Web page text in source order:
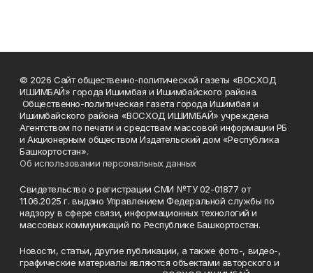
© 2026 Сайт общественно-политической газеты «ВОСХОД
ИШИМБАЙ» города Ишимбая и Ишимбайского района.
Общественно-политическая газета города Ишимбая и
Ишимбайского района «ВОСХОД ИШИМБАЙ» учреждена
Агентством по печати и средствам массовой информации РБ
и Акционерным обществом Издательский дом «Республика
Башкортостан».
Об использовании персональных данных
Свидетельство о регистрации СМИ №ТУ 02-01877 от
11.06.2025 г. выдано Управлением Федеральной службы по
надзору в сфере связи, информационных технологий и
массовых коммуникаций по Республике Башкортостан.
Новости, статьи, другие публикации, а также фото-, видео-,
графические материалы являются объектами авторского и